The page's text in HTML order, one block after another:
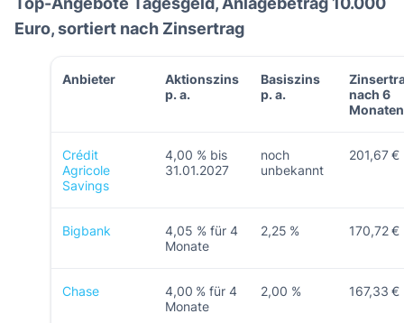
Euro, sortiert nach Zinsertrag
Anbieter
Aktionszins
p. a.
Basiszins
p. a.
nach 6
Crédit
Agricole
Savings
4,00 % bis
31.01.2027
noch
unbekannt
201,67 €
Bigbank
4,05 % für 4
Monate
2,25 % 170,72 €
Chase
4,00 % für 4
Monate
2,00 % 167,33 €